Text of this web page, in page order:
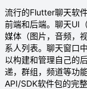
流行的Flutter聊天
前端和后端。聊天UI
媒体（图片，音频，
系人列表。聊天窗口
以构建和管理自己的
递，群组，频道等功
API/SDK软件包的完整